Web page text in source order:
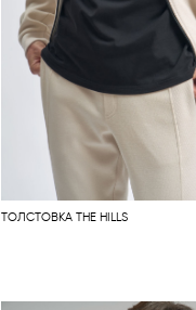
ТОЛСТОВКА THE HILLS